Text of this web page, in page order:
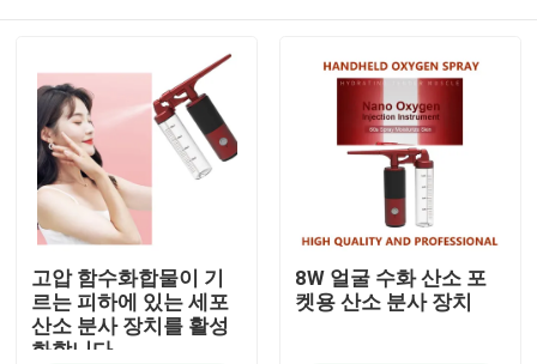
고압 함수화합물이 기
르는 피하에 있는 세포
산소 분사 장치를 활성
화합니다
8W 얼굴 수화 산소 포
켓용 산소 분사 장치